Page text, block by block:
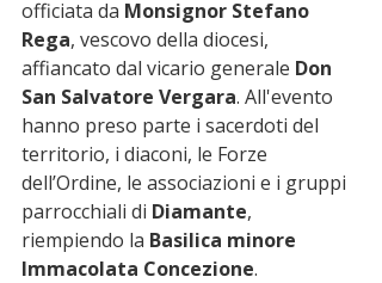
officiata da Monsignor Stefano
Rega, vescovo della diocesi,
affiancato dal vicario generale Don
San Salvatore Vergara. All'evento
hanno preso parte i sacerdoti del
territorio, i diaconi, le Forze
dell’Ordine, le associazioni e i gruppi
parrocchiali di Diamante,
riempiendo la Basilica minore
Immacolata Concezione.